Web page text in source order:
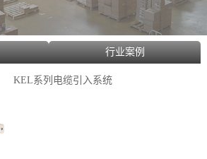
行业案例
KEL系列电缆引入系统